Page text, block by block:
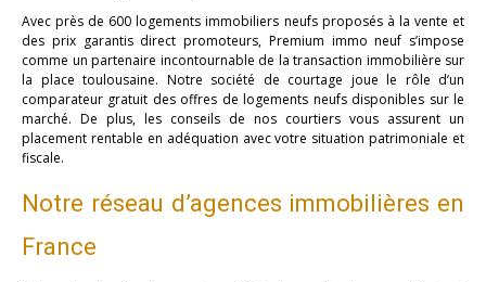
Avec près de 600 logements immobiliers neufs proposés à la vente et
des prix garantis direct promoteurs, Premium immo neuf s’impose
comme un partenaire incontournable de la transaction immobilière sur
la place toulousaine. Notre société de courtage joue le rôle d’un
comparateur gratuit des offres de logements neufs disponibles sur le
marché. De plus, les conseils de nos courtiers vous assurent un
placement rentable en adéquation avec votre situation patrimoniale et
fiscale.
Notre réseau d’agences immobilières en
France